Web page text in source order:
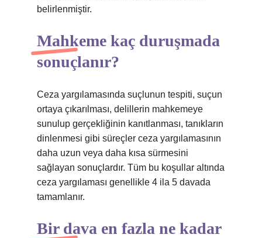
belirlenmiştir.
Mahkeme kaç duruşmada
sonuçlanır?
Ceza yargılamasında suçlunun tespiti, suçun
ortaya çıkarılması, delillerin mahkemeye
sunulup gerçekliğinin kanıtlanması, tanıkların
dinlenmesi gibi süreçler ceza yargılamasının
daha uzun veya daha kısa sürmesini
sağlayan sonuçlardır. Tüm bu koşullar altında
ceza yargılaması genellikle 4 ila 5 davada
tamamlanır.
Bir dava en fazla ne kadar